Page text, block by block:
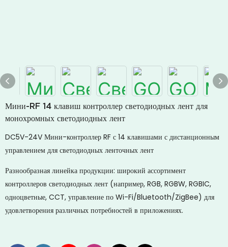
Мини-RF 14 клавиш контроллер светодиодных лент для
монохромных светодиодных лент
DC5V-24V Мини-контроллер RF с 14 клавишами с дистанционным
управлением для светодиодных ленточных лент
Разнообразная линейка продукции: широкий ассортимент
контроллеров светодиодных лент (например, RGB, RGBW, RGBIC,
одноцветные, CCT, управление по Wi-Fi/Bluetooth/ZigBee) для
удовлетворения различных потребностей в приложениях.